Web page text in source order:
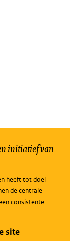
initiatief van
heeft tot doel
de centrale
consistente
site